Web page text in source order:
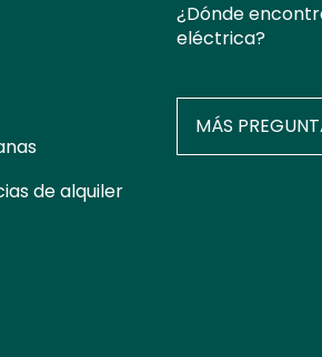
de alquiler
¿Dónde
eléctrica?
MÁS